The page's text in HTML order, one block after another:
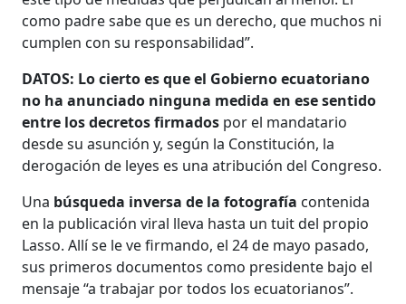
como padre sabe que es un derecho, que muchos ni
cumplen con su responsabilidad”.
DATOS: Lo cierto es que el Gobierno ecuatoriano
no ha anunciado ninguna medida en ese sentido
entre los decretos firmados por el mandatario
desde su asunción y, según la Constitución, la
derogación de leyes es una atribución del Congreso.
Una búsqueda inversa de la fotografía contenida
en la publicación viral lleva hasta un tuit del propio
Lasso. Allí se le ve firmando, el 24 de mayo pasado,
sus primeros documentos como presidente bajo el
mensaje “a trabajar por todos los ecuatorianos”.